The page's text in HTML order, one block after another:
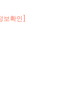
보확인]